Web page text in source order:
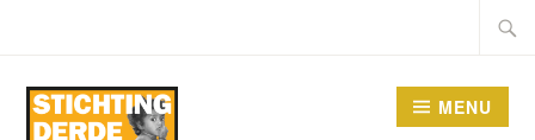
inhoud
MENU